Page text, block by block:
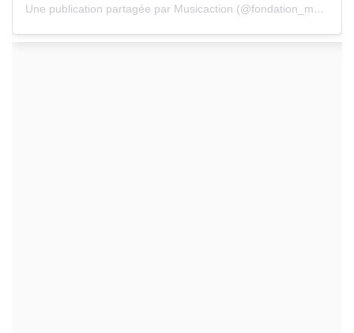
Une publication partagée par Musicaction (@fondation_musicaction)